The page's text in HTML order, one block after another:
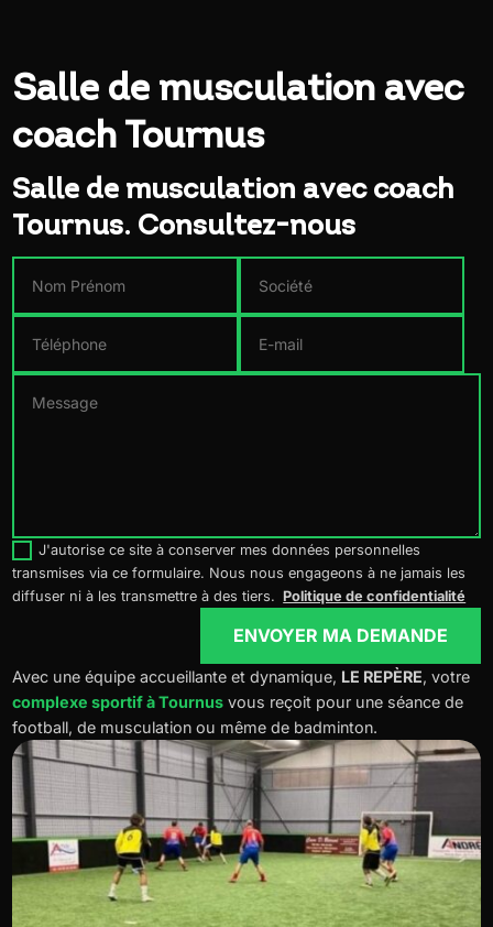
Salle de musculation avec
coach Tournus
Salle de musculation avec coach
Tournus. Consultez-nous
J'autorise ce site à conserver mes données personnelles
transmises via ce formulaire. Nous nous engageons à ne jamais les
diffuser ni à les transmettre à des tiers. Politique de confidentialité
ENVOYER MA DEMANDE
Avec une équipe accueillante et dynamique, LE REPÈRE, votre
complexe sportif à Tournus vous reçoit pour une séance de
football, de musculation ou même de badminton.